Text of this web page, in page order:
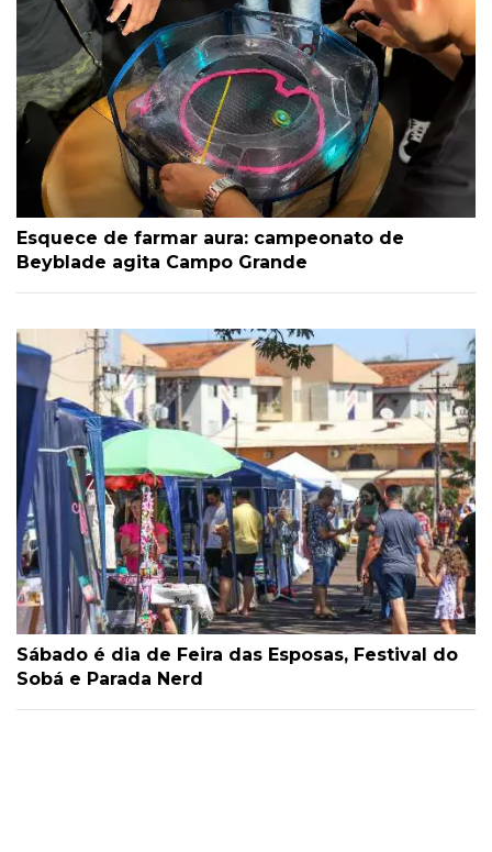
Esquece de farmar aura: campeonato de
Beyblade agita Campo Grande
Sábado é dia de Feira das Esposas, Festival do
Sobá e Parada Nerd